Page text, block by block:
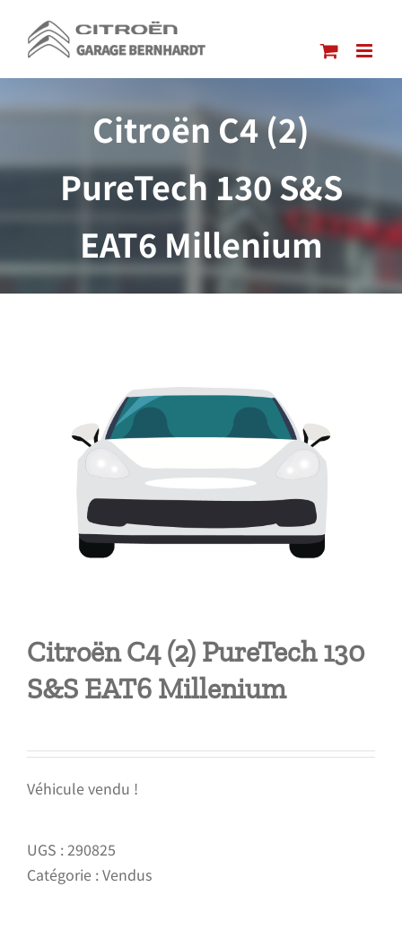
contenu
Citroën C4 (2)
PureTech 130 S&S
EAT6 Millenium
Citroën C4 (2) PureTech 130
S&S EAT6 Millenium
Véhicule vendu !
UGS :290825
Catégorie :Vendus